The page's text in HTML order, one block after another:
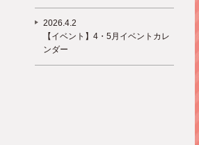
2026.4.2
【イベント】4・5月イベントカレ
ンダー